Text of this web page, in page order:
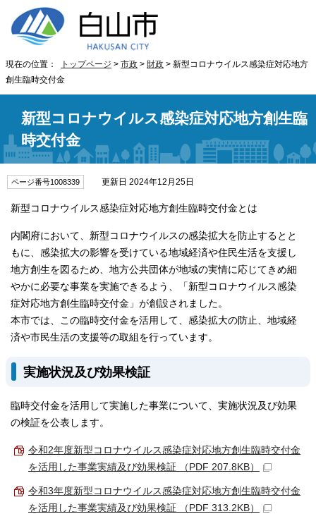
現在の位置： トップページ > 市政 > 財政 > 新型コロナウイルス感染症対応地方
創生臨時交付金
新型コロナウイルス感染症対応地方創生臨
時交付金
ページ番号1008339 更新日 2024年12月25日
新型コロナウイルス感染症対応地方創生臨時交付金とは
内閣府において、新型コロナウイルスの感染拡大を防止するとと
もに、感染拡大の影響を受けている地域経済や住民生活を支援し
地方創生を図るため、地方公共団体が地域の実情に応じてきめ細
やかに必要な事業を実施できるよう、「新型コロナウイルス感染
症対応地方創生臨時交付金」が創設されました。
本市では、この臨時交付金を活用して、感染拡大の防止、地域経
済や市民生活の支援等の取組を行っています。
実施状況及び効果検証
臨時交付金を活用して実施した事業について、実施状況及び効果
の検証を公表します。
令和2年度新型コロナウイルス感染症対応地方創生臨時交付金
を活用した事業実績及び効果検証 （PDF 207.8KB）
令和3年度新型コロナウイルス感染症対応地方創生臨時交付金
を活用した事業実績及び効果検証 （PDF 313.2KB）